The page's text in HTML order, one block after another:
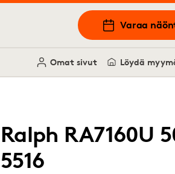
Varaa
Omat sivut Löydä
Ralph RA7160U
5516